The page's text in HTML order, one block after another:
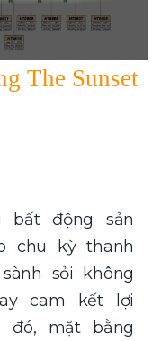
The Sunset
bất động sản
chu kỳ thanh
sỏi không
cam kết lợi
đó, mặt bằng